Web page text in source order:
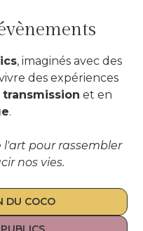
, imaginés avec des
des expériences
transmission et en
.
l'art pour rassembler
nos vies.
DU COCO